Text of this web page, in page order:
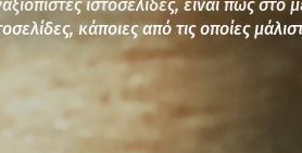
ιστοσελίδες, είναι πως στο
κάποιες από τις οποίες